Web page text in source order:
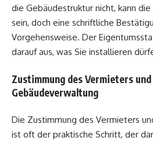
die Gebäudestruktur nicht, kann
sein, doch eine schriftliche
Vorgehensweise. Der
darauf aus, was Sie installieren
Zustimmung des Vermieters
Gebäudeverwaltung
Die Zustimmung des Vermieters
ist oft der praktische Schritt, der